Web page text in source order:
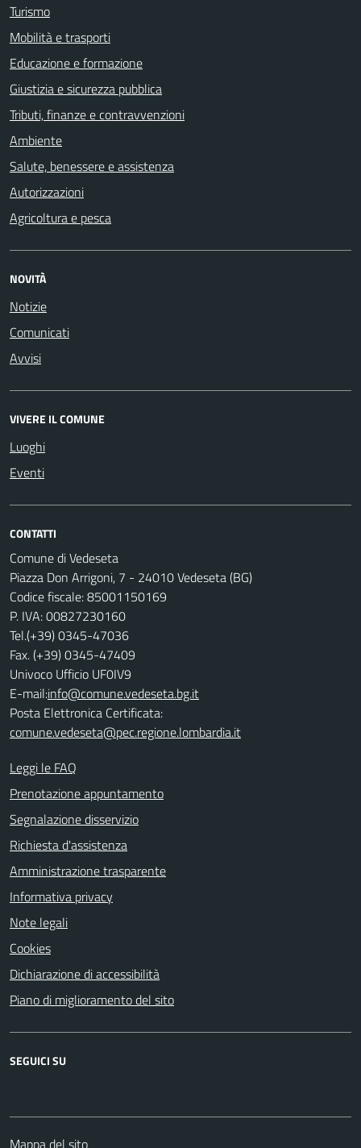
Turismo
Mobilità e trasporti
Educazione e formazione
Giustizia e sicurezza pubblica
Tributi, finanze e contravvenzioni
Ambiente
Salute, benessere e assistenza
Autorizzazioni
Agricoltura e pesca
NOVITÀ
Notizie
Comunicati
Avvisi
VIVERE IL COMUNE
Luoghi
Eventi
CONTATTI
Comune di Vedeseta
Piazza Don Arrigoni, 7 - 24010 Vedeseta (BG)
Codice fiscale: 85001150169
P. IVA: 00827230160
Tel.(+39) 0345-47036
Fax. (+39) 0345-47409
Univoco Ufficio UF0IV9
E-mail:info@comune.vedeseta.bg.it
Posta Elettronica Certificata:
comune.vedeseta@pec.regione.lombardia.it
Leggi le FAQ
Prenotazione appuntamento
Segnalazione disservizio
Richiesta d'assistenza
Amministrazione trasparente
Informativa privacy
Note legali
Cookies
Dichiarazione di accessibilità
Piano di miglioramento del sito
SEGUICI SU
Mappa del sito